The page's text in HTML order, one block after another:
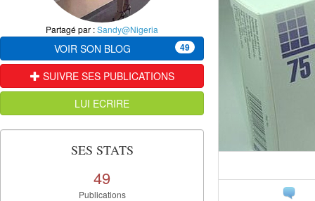
Partagé par :Sandy@Nigeria
VOIR SON BLOG 49
SUIVRE SES PUBLICATIONS
LUI ECRIRE
SES STATS
49
Publications